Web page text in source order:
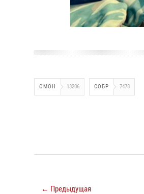
ОМОН 13206 СОБР 7478
← Предыдущая